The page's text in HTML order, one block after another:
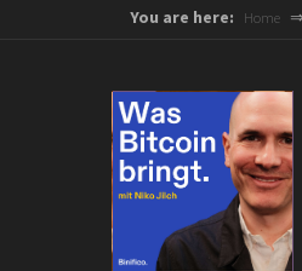
You are here: Home